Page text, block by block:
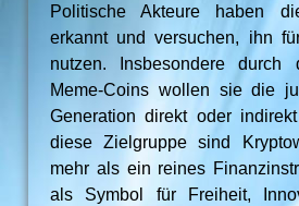
Politische Akteure haben
erkannt und versuchen, ihn
nutzen. Insbesondere durch
Meme-Coins wollen sie die
Generation direkt oder
diese Zielgruppe sind
mehr als ein reines
als Symbol für Freiheit,